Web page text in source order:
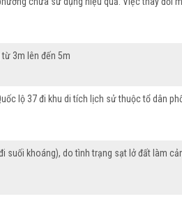
3m lên đến 5m
lộ 37 đi khu di tích lịch sử thuộc tổ dân
suối khoáng), do tình trạng sạt lở đất làm